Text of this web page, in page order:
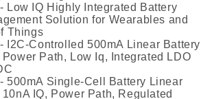
Low IQ Highly Integrated Battery
Solution for Wearables and
Things
I2C-Controlled 500mA Linear Battery
Path, Low Iq, Integrated LDO
500mA Single-Cell Battery Linear
IQ, Power Path, Regulated